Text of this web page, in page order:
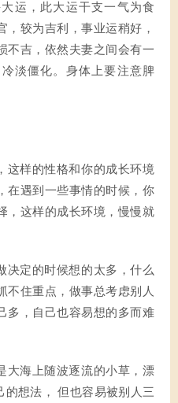
运，此大运干支一气为食
，较为吉利，事业运稍好，
不吉，依然夫妻之间会有一
淡僵化。身体上要注意脾
这样的性格和你的成长环境
在遇到一些事情的时候，你
，这样的成长环境，慢慢就
决定的时候想的太多，什么
不住重点，做事总考虑别人
多，自己也容易想的多而难
大海上随波逐流的小草，漂
想法， 但也容易被别人三